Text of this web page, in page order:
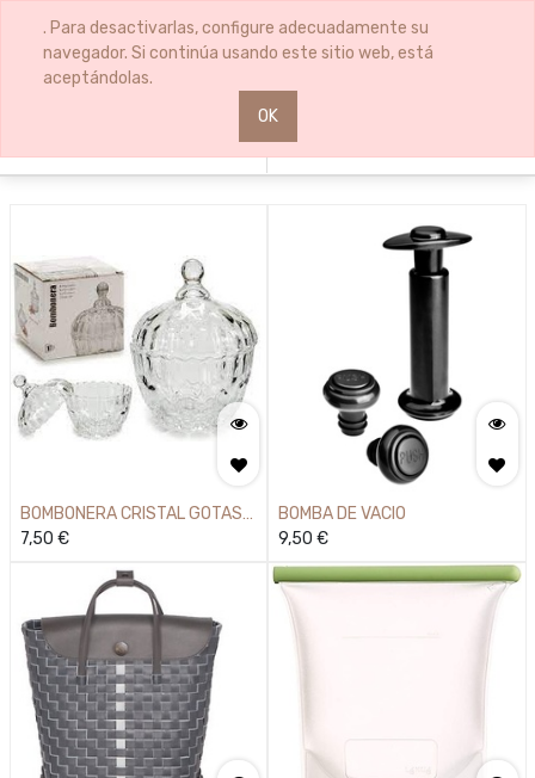
. Para desactivarlas, configure adecuadamente su
navegador. Si continúa usando este sitio web, está
aceptándolas.
OK
0 0
BOMBONERA CRISTAL GOTAS
14*18
7,50 €
BOMBA DE VACIO
9,50 €